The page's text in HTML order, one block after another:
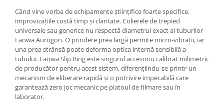
Genti Holster TopLoader
Genti, Troller Video
Rucsacuri Foto
Only One Shoulder - SlingShot
Tocuri si huse protectie aparate
Hamuri si Centuri foto
Când vine vorba de echipamente științifice foarte specifice,
improvizațiile costă timp și claritate. Colierele de trepied
universale sau generice nu respectă diametrul exact al tuburilor
Laowa Aurogon. O prindere prea largă permite micro-vibrații, iar
una prea strânsă poate deforma optica internă sensibilă a
tubului. Laowa Slip Ring este singurul accesoriu calibrat milimetric
de producător pentru acest sistem, diferențiindu-se printr-un
mecanism de eliberare rapidă și o potrivire impecabilă care
garantează zero joc mecanic pe platoul de filmare sau în
laborator.